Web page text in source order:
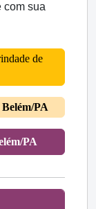
com sua
de
Belém/PA
PA